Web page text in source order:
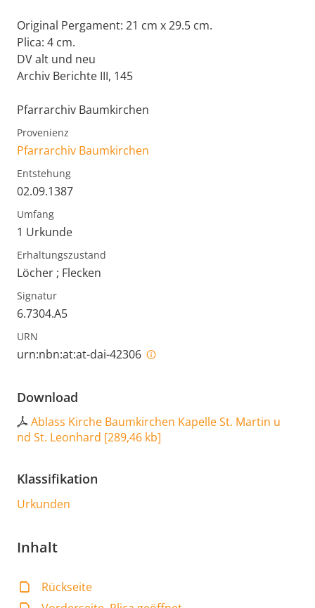
Original Pergament: 21 cm x 29.5 cm.
Plica: 4 cm.
DV alt und neu
Archiv Berichte III, 145
Pfarrarchiv Baumkirchen
Provenienz
Pfarrarchiv Baumkirchen
Entstehung
02.09.1387
Umfang
1 Urkunde
Erhaltungszustand
Löcher ; Flecken
Signatur
6.7304.A5
URN
urn:nbn:at:at-dai-42306
Download
Ablass Kirche Baumkirchen Kapelle St. Martin u
nd St. Leonhard [289,46 kb]
Klassifikation
Urkunden
Inhalt
Rückseite